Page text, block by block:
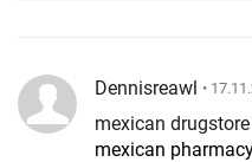
Dennisreawl •
mexican
mexican